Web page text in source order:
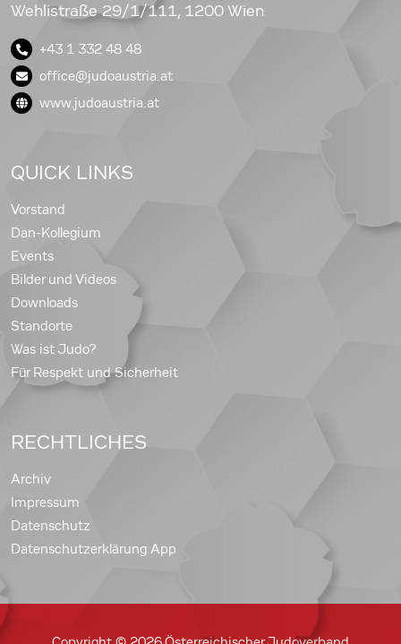
Wehlistraße 29/1/111, 1200 Wien
+43 1 332 48 48
office@judoaustria.at
www.judoaustria.at
QUICK LINKS
Vorstand
Dan-Kollegium
Events
Bilder und Videos
Downloads
Standorte
Was ist Judo?
Für Respekt und Sicherheit
RECHTLICHES
Archiv
Impressum
Datenschutz
Datenschutzerklärung App